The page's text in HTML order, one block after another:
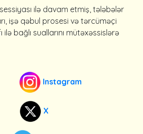
ilə davam etmiş, tələbələr
işə qəbul prosesi və tərcüməçi
bağlı suallarını mütəxəssislərə
Instagram
X